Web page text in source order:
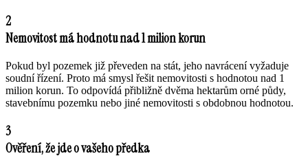
2
Nemovitost má hodnotu nad 1 milion korun
Pokud byl pozemek již převeden na stát, jeho navrácení vyžaduje
soudní řízení. Proto má smysl řešit nemovitosti s hodnotou nad 1
milion korun. To odpovídá přibližně dvěma hektarům orné půdy,
stavebnímu pozemku nebo jiné nemovitosti s obdobnou hodnotou.
3
Ověření, že jde o vašeho předka